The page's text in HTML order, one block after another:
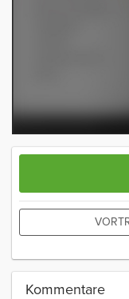
Kommentare